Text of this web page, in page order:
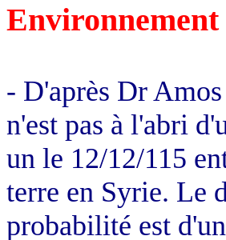
Environnement
- D'après Dr
n'est pas à l'abri
un le 12/12/115
terre en Syrie. Le
probabilité est